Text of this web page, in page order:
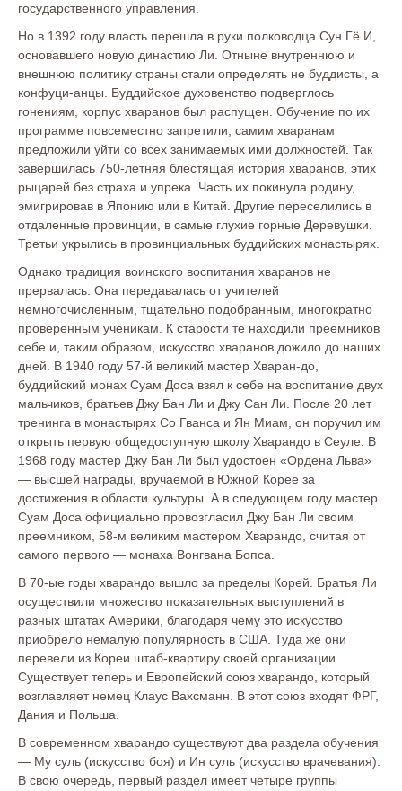
государственного управления.
Но в 1392 году власть перешла в руки полководца Сун Гё И,
основавшего новую династию Ли. Отныне внутреннюю и
внешнюю политику страны стали определять не буддисты, а
конфуци-анцы. Буддийское духовенство подверглось
гонениям, корпус хваранов был распущен. Обучение по их
программе повсеместно запретили, самим хваранам
предложили уйти со всех занимаемых ими должностей. Так
завершилась 750-летняя блестящая история хваранов, этих
рыцарей без страха и упрека. Часть их покинула родину,
эмигрировав в Японию или в Китай. Другие переселились в
отдаленные провинции, в самые глухие горные Деревушки.
Третьи укрылись в провинциальных буддийских монастырях.
Однако традиция воинского воспитания хваранов не
прервалась. Она передавалась от учителей
немногочисленным, тщательно подобранным, многократно
проверенным ученикам. К старости те находили преемников
себе и, таким образом, искусство хваранов дожило до наших
дней. В 1940 году 57-й великий мастер Хваран-до,
буддийский монах Суам Доса взял к себе на воспитание двух
мальчиков, братьев Джу Бан Ли и Джу Сан Ли. После 20 лет
тренинга в монастырях Со Гванса и Ян Миам, он поручил им
открыть первую общедоступную школу Хварандо в Сеуле. В
1968 году мастер Джу Бан Ли был удостоен «Ордена Льва»
— высшей награды, вручаемой в Южной Корее за
достижения в области культуры. А в следующем году мастер
Суам Доса официально провозгласил Джу Бан Ли своим
преемником, 58-м великим мастером Хварандо, считая от
самого первого — монаха Вонгвана Бопса.
В 70-ые годы хварандо вышло за пределы Корей. Братья Ли
осуществили множество показательных выступлений в
разных штатах Америки, благодаря чему это искусство
приобрело немалую популярность в США. Туда же они
перевели из Кореи штаб-квартиру своей организации.
Существует теперь и Европейский союз хварандо, который
возглавляет немец Клаус Вахсманн. В этот союз входят ФРГ,
Дания и Польша.
В современном хварандо существуют два раздела обучения
— Му суль (искусство боя) и Ин суль (искусство врачевания).
В свою очередь, первый раздел имеет четыре группы